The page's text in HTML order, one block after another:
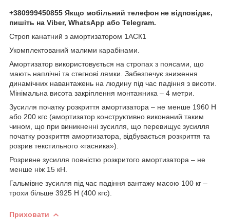
+380999450855 Якщо мобільний телефон не відповідає,
пишіть на Viber, WhatsApp або Telegram.
Строп канатний з амортизатором 1АСК1
Укомплектований малими карабінами.
Амортизатор використовується на стропах з поясами, що
мають наплічні та стегнові лямки. Забезпечує зниження
динамічних навантажень на людину під час падіння з висоти.
Мінімальна висота закріплення монтажника – 4 метри.
Зусилля початку розкриття амортизатора – не менше 1960 Н
або 200 кгс (амортизатор конструктивно виконаний таким
чином, що при виникненні зусилля, що перевищує зусилля
початку розкриття амортизатора, відбувається розкриття та
розрив текстильного «гасника»).
Розривне зусилля повністю розкритого амортизатора – не
менше ніж 15 кН.
Гальмівне зусилля під час падіння вантажу масою 100 кг –
трохи більше 3925 Н (400 кгс).
Приховати